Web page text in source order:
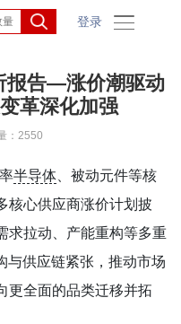
登录
报告—涨价潮驱动
革深化加强
：2550
半导体 、被动元件等核
核心供应商涨价计划披
求拉动、产能重构等多重
与供应链紧张，推动市场
更全面的品类迁移并拓